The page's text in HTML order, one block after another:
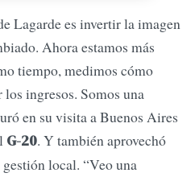
Lagarde es invertir la imagen
Ahora estamos más
tiempo, medimos cómo
ingresos. Somos una
en su visita a Buenos Aires
G-20. Y también aprovechó
local. “Veo una